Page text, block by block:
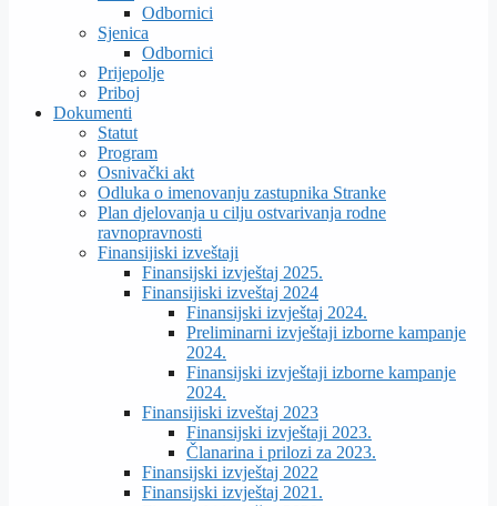
Odbornici
Sjenica
Odbornici
Prijepolje
Priboj
Dokumenti
Statut
Program
Osnivački akt
Odluka o imenovanju zastupnika Stranke
Plan djelovanja u cilju ostvarivanja rodne
ravnopravnosti
Finansijiski izveštaji
Finansijski izvještaj 2025.
Finansijiski izveštaj 2024
Finansijski izvještaj 2024.
Preliminarni izvještaji izborne kampanje
2024.
Finansijski izvještaji izborne kampanje
2024.
Finansijiski izveštaj 2023
Finansijski izvještaji 2023.
Članarina i prilozi za 2023.
Finansijski izvještaj 2022
Finansijski izvještaj 2021.